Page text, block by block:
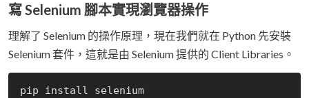
寫 Selenium 腳本實現瀏覽器操作
理解了 Selenium 的操作原理，現在我們就在 Python 先安裝
Selenium 套件，這就是由 Selenium 提供的 Client Libraries。
pip install selenium